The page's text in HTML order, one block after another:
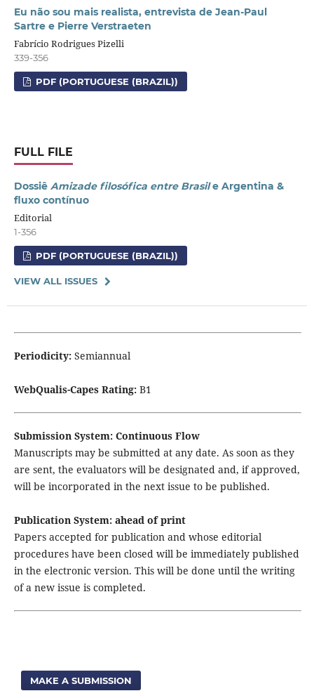
Eu não sou mais realista, entrevista de Jean-Paul
Sartre e Pierre Verstraeten
Fabrício Rodrigues Pizelli
339-356
PDF (PORTUGUESE (BRAZIL))
FULL FILE
Dossiê Amizade filosófica entre Brasile Argentina &
fluxo contínuo
Editorial
1-356
PDF (PORTUGUESE (BRAZIL))
VIEW ALL ISSUES
Periodicity: Semiannual
WebQualis-Capes Rating: B1
Submission System: Continuous Flow
Manuscripts may be submitted at any date. As soon as they
are sent, the evaluators will be designated and, if approved,
will be incorporated in the next issue to be published.
Publication System: ahead of print
Papers accepted for publication and whose editorial
procedures have been closed will be immediately published
in the electronic version. This will be done until the writing
of a new issue is completed.
MAKE A SUBMISSION